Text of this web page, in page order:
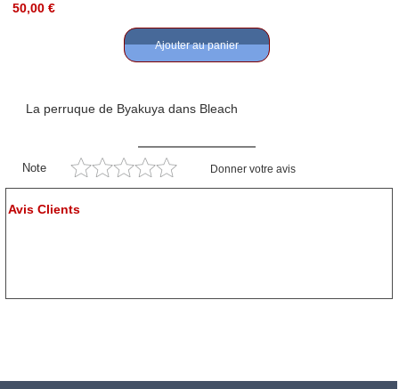
50,00 €
Ajouter au panier
La perruque de Byakuya dans Bleach
Note Donner votre avis
Avis Clients